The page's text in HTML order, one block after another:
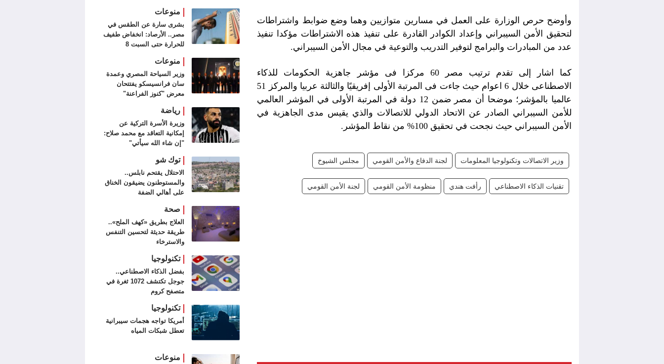
وأوضح حرص الوزارة على العمل في مسارين متوازيين وهما وضع ضوابط واشتراطات
لتحقيق الأمن السيبراني وإعداد الكوادر القادرة على تنفيذ هذه الاشتراطات مؤكدا تنفيذ
عدد من المبادرات والبرامج لتوفير التدريب والتوعية في مجال الأمن السيبراني.
كما اشار إلى تقدم ترتيب مصر 60 مركزا فى مؤشر جاهزية الحكومات للذكاء
الاصطناعى خلال 6 اعوام حيث جاءت فى المرتبة الأولى إفريقيًا والثالثة عربيا والمركز 51
عالميا بالمؤشر؛ موضحا أن مصر ضمن 12 دولة في المرتبة الأولى في المؤشر العالمي
للأمن السيبراني الصادر عن الاتحاد الدولي للاتصالات والذي يقيس مدى الجاهزية في
الأمن السيبراني حيث نجحت في تحقيق 100% من نقاط المؤشر.
وزير الاتصالات وتكنولوجيا المعلومات لجنة الدفاع والأمن القومي مجلس الشيوخ
تقنيات الذكاء الاصطناعي رأفت هندي منظومة الأمن القومي لجنة الأمن القومي
منوعات
بشرى سارة عن الطقس في
مصر.. الأرصاد: انخفاض طفيف
للحرارة حتى السبت 8
منوعات
وزير السياحة المصري وعمدة
سان فرانسيسكو يفتتحان
معرض "كنوز الفراعنة"
رياضة
وزيرة الأسرة التركية عن
إمكانية التعاقد مع محمد صلاح:
"إن شاء الله سيأتي"
توك شو
الاحتلال يقتحم نابلس..
والمستوطنون يضيقون الخناق
على أهالي الضفة
صحة
العلاج بطريق «كهف الملح»..
طريقة حديثة لتحسين التنفس
والاسترخاء
تكنولوجيا
بفضل الذكاء الاصطناعي..
جوجل تكتشف 1072 ثغرة في
متصفح كروم
تكنولوجيا
أمريكا تواجه هجمات سيبرانية
تعطل شبكات المياه
منوعات